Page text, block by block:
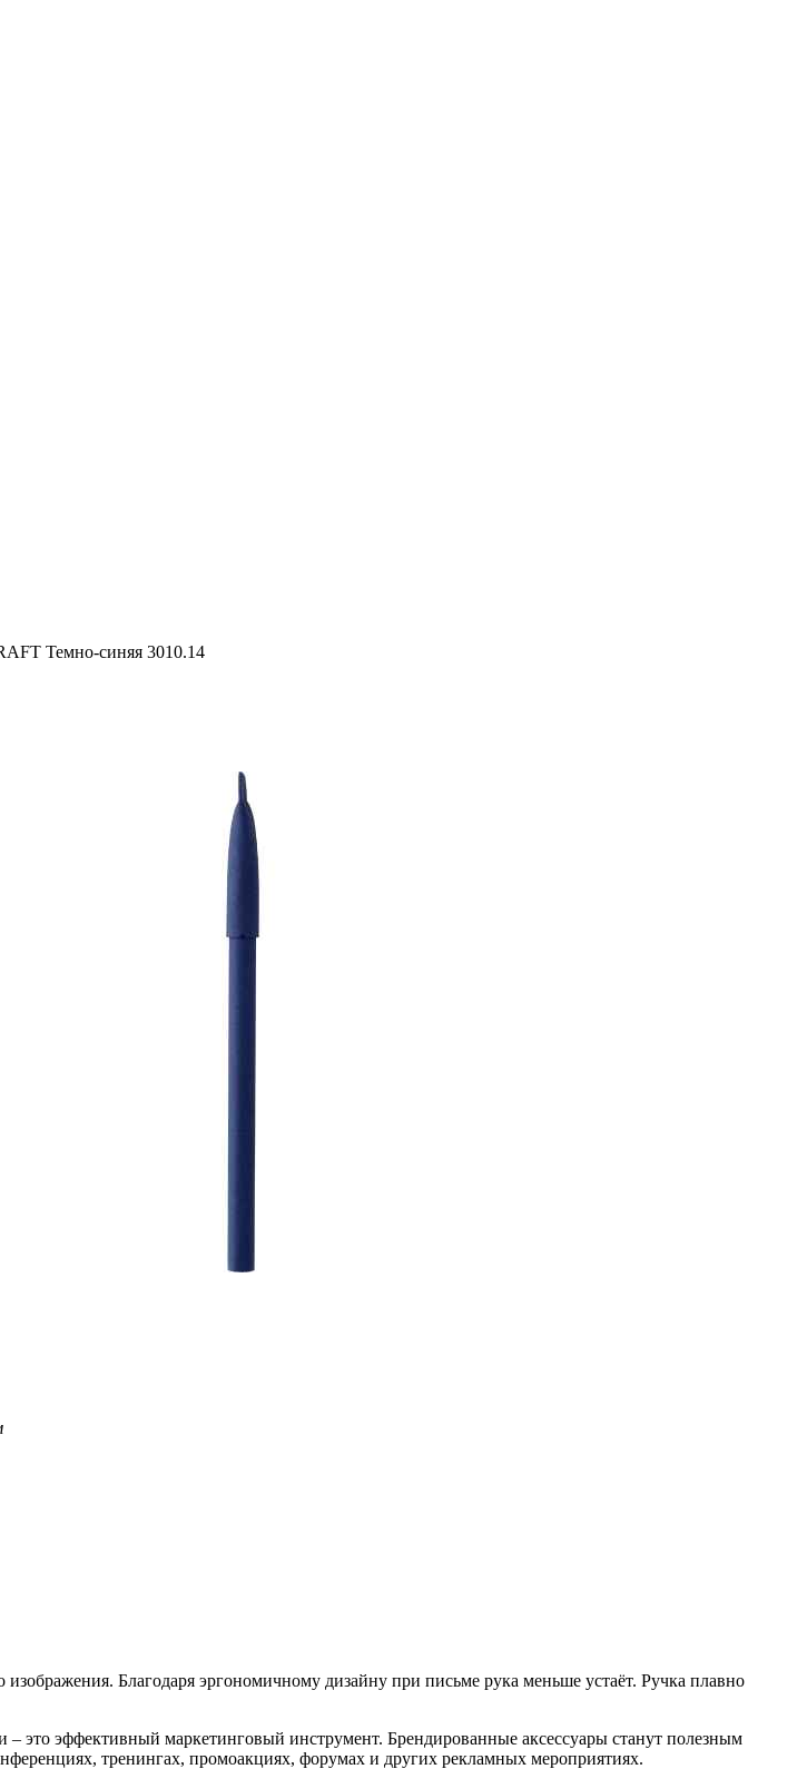
Темно-синяя 3010.14
Благодаря эргономичному дизайну при письме рука меньше устаёт. Ручка плавно
эффективный маркетинговый инструмент. Брендированные аксессуары станут полезным
тренингах, промоакциях, форумах и других рекламных мероприятиях.